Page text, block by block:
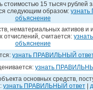
стоимостью 15 тысяч рублей
следующим образом:
объяснение
нематериальных активов и
считается:
объяснение
узнать ПРАВИЛЬНЫЙ
узнать
основных средств,
узнать ПРАВИЛЬНЫЙ ответ|